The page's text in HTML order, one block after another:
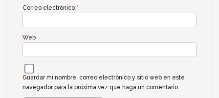
Correo electrónico *
Web
Guardar mi nombre, correo electrónico y sitio web en este
navegador para la próxima vez que haga un comentario.